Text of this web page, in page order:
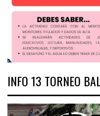
INFO 13 TORNEO